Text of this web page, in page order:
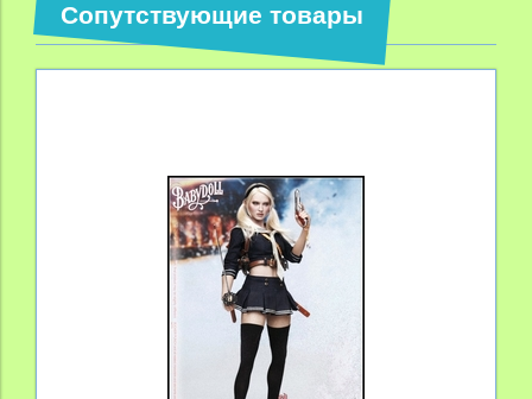
Сопутствующие товары